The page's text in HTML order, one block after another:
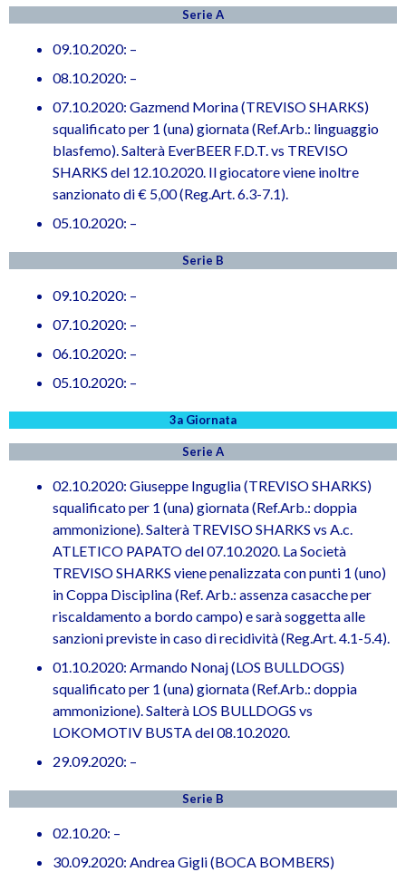
Serie A
09.10.2020: –
08.10.2020: –
07.10.2020: Gazmend Morina (TREVISO SHARKS)
squalificato per 1 (una) giornata (Ref.Arb.: linguaggio
blasfemo). Salterà EverBEER F.D.T. vs TREVISO
SHARKS del 12.10.2020. Il giocatore viene inoltre
sanzionato di € 5,00 (Reg.Art. 6.3-7.1).
05.10.2020: –
Serie B
09.10.2020: –
07.10.2020: –
06.10.2020: –
05.10.2020: –
3a Giornata
Serie A
02.10.2020: Giuseppe Inguglia (TREVISO SHARKS)
squalificato per 1 (una) giornata (Ref.Arb.: doppia
ammonizione). Salterà TREVISO SHARKS vs A.c.
ATLETICO PAPATO del 07.10.2020. La Società
TREVISO SHARKS viene penalizzata con punti 1 (uno)
in Coppa Disciplina (Ref. Arb.: assenza casacche per
riscaldamento a bordo campo) e sarà soggetta alle
sanzioni previste in caso di recidività (Reg.Art. 4.1-5.4).
01.10.2020: Armando Nonaj (LOS BULLDOGS)
squalificato per 1 (una) giornata (Ref.Arb.: doppia
ammonizione). Salterà LOS BULLDOGS vs
LOKOMOTIV BUSTA del 08.10.2020.
29.09.2020: –
Serie B
02.10.20: –
30.09.2020: Andrea Gigli (BOCA BOMBERS)